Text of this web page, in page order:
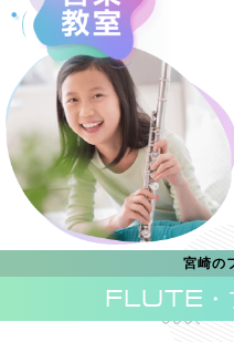
宮崎の
FLUTE